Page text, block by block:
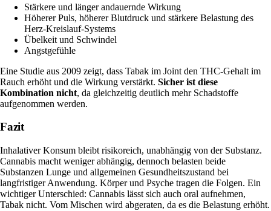
Stärkere und länger andauernde Wirkung
Höherer Puls, höherer Blutdruck und stärkere Belastung des
Herz-Kreislauf-Systems
Übelkeit und Schwindel
Angstgefühle
Eine Studie aus 2009 zeigt, dass Tabak im Joint den THC-Gehalt im
Rauch erhöht und die Wirkung verstärkt. Sicher ist diese
Kombination nicht, da gleichzeitig deutlich mehr Schadstoffe
aufgenommen werden.
Fazit
Inhalativer Konsum bleibt risikoreich, unabhängig von der Substanz.
Cannabis macht weniger abhängig, dennoch belasten beide
Substanzen Lunge und allgemeinen Gesundheitszustand bei
langfristiger Anwendung. Körper und Psyche tragen die Folgen. Ein
wichtiger Unterschied: Cannabis lässt sich auch oral aufnehmen,
Tabak nicht. Vom Mischen wird abgeraten, da es die Belastung erhöht.